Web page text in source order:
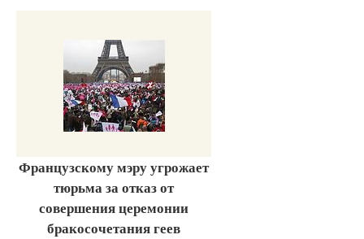
Французскому мэру угрожает
тюрьма за отказ от
совершения церемонии
бракосочетания геев